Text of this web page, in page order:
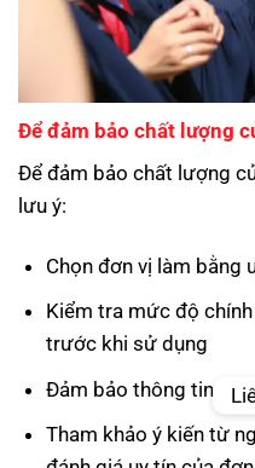
Để đảm bảo chất lượng
Để đảm bảo chất lượng
lưu ý:
Chọn đơn vị làm bằng
Kiểm tra mức độ
trước khi sử dụng
Đảm bảo thông tin cá
Tham khảo ý kiến từ